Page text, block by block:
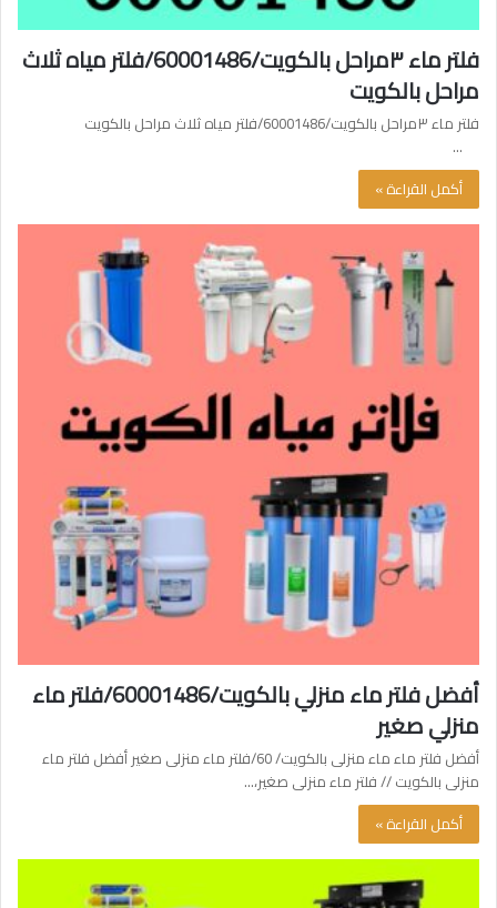
فلتر ماء ٣مراحل بالكويت/60001486/فلتر مياه ثلاث
مراحل بالكويت
فلتر ماء ٣مراحل بالكويت/60001486/فلتر مياه ثلاث مراحل بالكويت
…
أكمل القراءة »
أفضل فلتر ماء منزلي بالكويت/60001486/فلتر ماء
منزلي صغير
أفضل فلتر ماء ماء منزلى بالكويت/ 60/فلتر ماء منزلى صغير أفضل فلتر ماء
منزلى بالكويت // فلتر ماء منزلى صغير،…
أكمل القراءة »